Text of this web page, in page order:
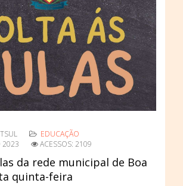
EDUCAÇÃO
2023
ACESSOS: 2109
da rede municipal de Boa
quinta-feira